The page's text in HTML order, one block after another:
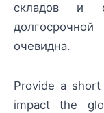
складов и
очевидна.
Provide a
impact the